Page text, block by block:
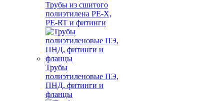
Трубы из сшитого
полиэтилена PE-X,
PE-RT и фитинги
Трубы
полиэтиленовые ПЭ,
ПНД, фитинги и
фланцы